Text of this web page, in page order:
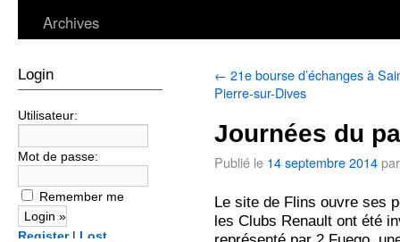
Archives
Login
Utilisateur:
Mot de passe:
Remember me
Register| Lost
← 21e bourse d’échanges à
Pierre-sur-Dives
Journées du
Publié le 14 septembre 2014par
Le site de Flins ouvre ses
les Clubs Renault ont été